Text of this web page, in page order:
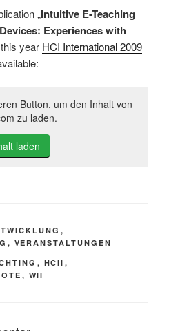
„Intuitive E-Teaching
Experiences with
year HCI International 2009
Button, um den Inhalt von
zu laden.
laden
,
, VERANSTALTUNGEN
, HCII ,
, WII